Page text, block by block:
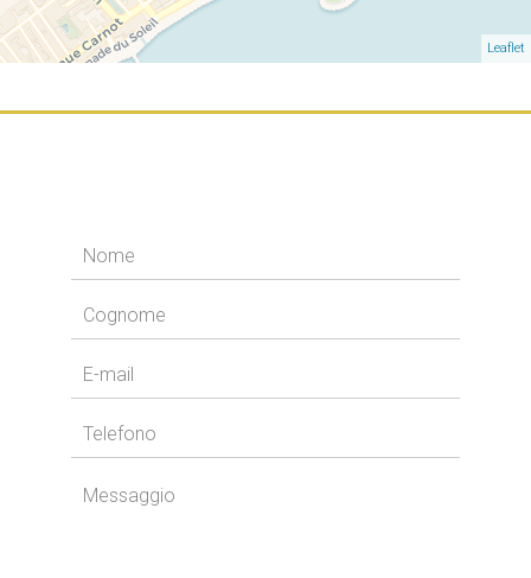
Leaflet